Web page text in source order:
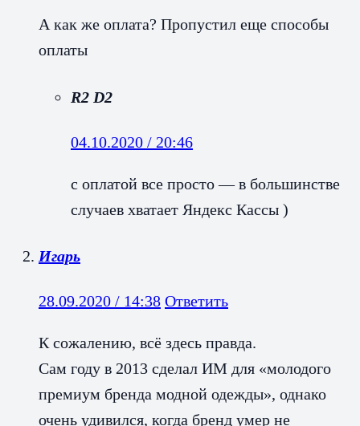
А как же оплата? Пропустил еще способы
оплаты
R2 D2
04.10.2020 / 20:46
с оплатой все просто — в большинстве
случаев хватает Яндекс Кассы )
Игарь
28.09.2020 / 14:38 Ответить
К сожалению, всё здесь правда.
Сам году в 2013 сделал ИМ для «молодого
премиум бренда модной одежды», однако
очень удивился, когда бренд умер не